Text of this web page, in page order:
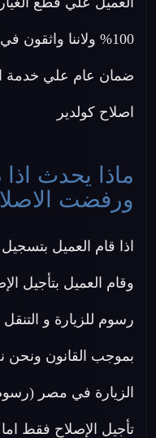
100% ولاننا واثقون
ضمان عام علي خدمة
اصلاح كولدير
ماذا يحدث
ورفضت
اذا قام العميل بتسجيل
وقام العميل بتأجيل
رسوم للزيارة و
بموجب القانون
الزيارة في مصر
تأجيل الإصلاح فقط